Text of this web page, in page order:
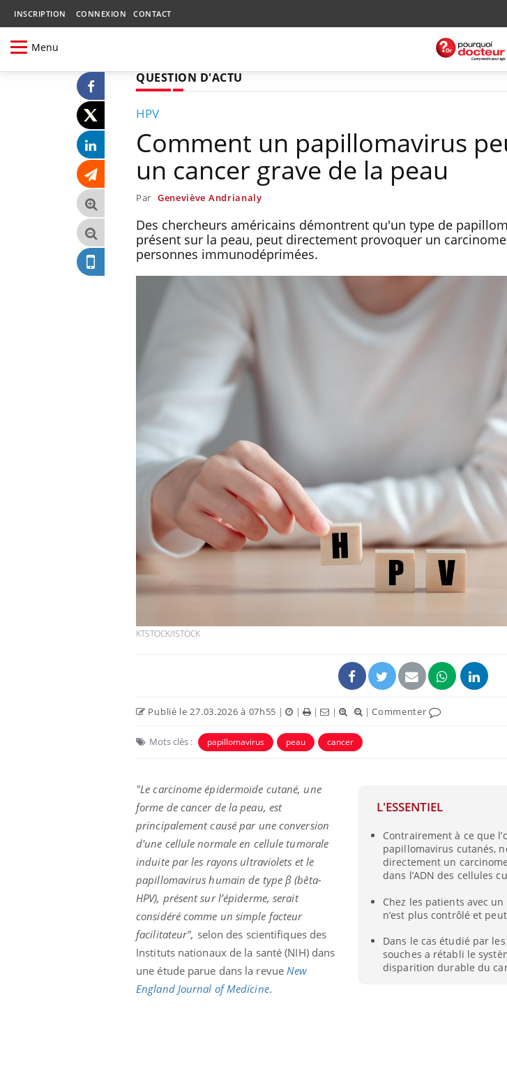
INSCRIPTION CONNEXION CONTACT
Menu
QUESTION D'ACTU
HPV
Comment un papillomavirus
un cancer grave de la peau
Par Geneviève Andrianaly
Des chercheurs américains démontrent qu'un type de
présent sur la peau, peut directement provoquer un
personnes immunodéprimées.
KTSTOCK/ISTOCK
Publié le 27.03.2026 à 07h55 | | | | |Commenter
Mots clés : papillomavirus peau cancer
L'ESSENTIEL
Contrairement à ce que
papillomavirus cutanés,
directement un
dans l’ADN des cellules
Chez les patients avec
n’est plus contrôlé et
Dans le cas étudié par
souches a rétabli le
disparition durable du
"Le carcinome épidermoïde cutané, une
forme de cancer de la peau, est
principalement causé par une conversion
d'une cellule normale en cellule tumorale
induite par les rayons ultraviolets et le
papillomavirus humain de type β (bêta-
HPV), présent sur l’épiderme, serait
considéré comme un simple facteur
facilitateur", selon des scientifiques des
Instituts nationaux de la santé (NIH) dans
une étude parue dans la revueNew
England Journal of Medicine.
Hantavirus : un cas
détecté chez un touriste
en France
Mortalité infantile : un
rapport s’interroge sur
son taux élevé en France
Grossesse à risque : ce jus
des chercheurs
écrans en vacances ?
comment le travail
empiète de plus en plus
sur nos soirées
Cancer colorectal : une
stratégie simple aurait
changé la donne au Pays